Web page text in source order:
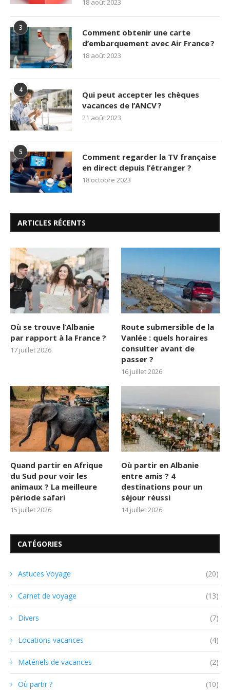
18 août 2023
3
Comment obtenir une carte
d’embarquement avec Air France ?
18 août 2023
4
Qui peut accepter les chèques
vacances de l’ANCV ?
21 août 2023
5
Comment regarder la TV française
en direct depuis l’étranger ?
18 octobre 2023
ARTICLES RÉCENTS
Où se trouve l’Albanie
par rapport à la France ?
17 juillet 2026
Route submersible de la
Vanlée : quels horaires
consulter avant de
passer ?
16 juillet 2026
Quand partir en Afrique
du Sud pour voir les
animaux ? La meilleure
période safari
15 juillet 2026
Où partir en Albanie
entre amis ? 4
destinations pour un
séjour réussi
14 juillet 2026
CATÉGORIES
Astuces Voyage (20)
Carnet de voyage (13)
Divers (7)
Locations vacances (4)
Matériels de vacances (2)
Où partir ? (10)